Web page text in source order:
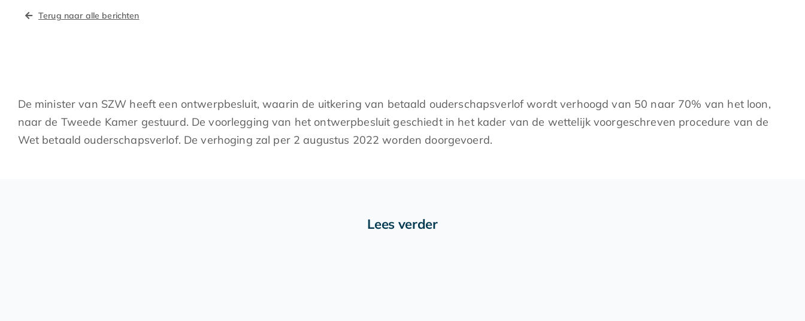
Terug naar alle berichten
De minister van SZW heeft een ontwerpbesluit, waarin de uitkering van betaald ouderschapsverlof wordt verhoogd van 50 naar 70% van het loon,
naar de Tweede Kamer gestuurd. De voorlegging van het ontwerpbesluit geschiedt in het kader van de wettelijk voorgeschreven procedure van de
Wet betaald ouderschapsverlof. De verhoging zal per 2 augustus 2022 worden doorgevoerd.
Lees verder